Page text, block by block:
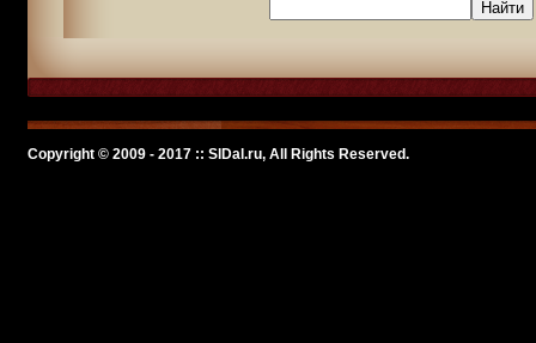
Copyright © 2009 - 2017 :: SlDal.ru, All Rights Reserved.